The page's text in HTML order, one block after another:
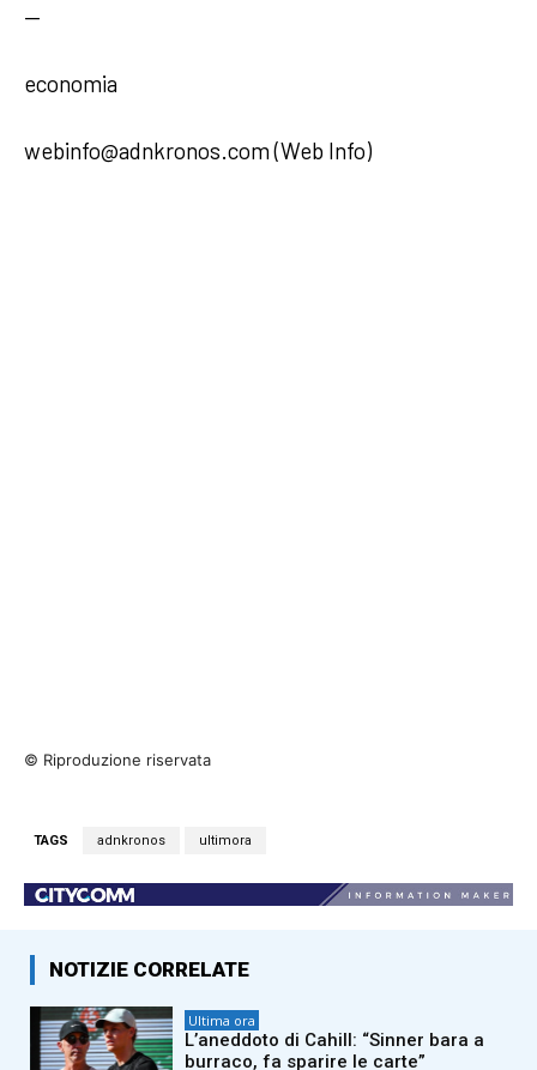
—
economia
webinfo@adnkronos.com (Web Info)
© Riproduzione riservata
TAGS adnkronos ultimora
NOTIZIE CORRELATE
Ultima ora
L’aneddoto di Cahill: “Sinner bara a
burraco, fa sparire le carte”